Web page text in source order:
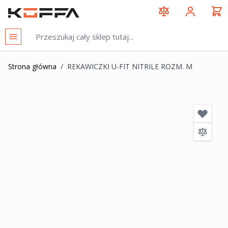
KOFFA
Strona główna / REKAWICZKI U-FIT NITRILE ROZM. M